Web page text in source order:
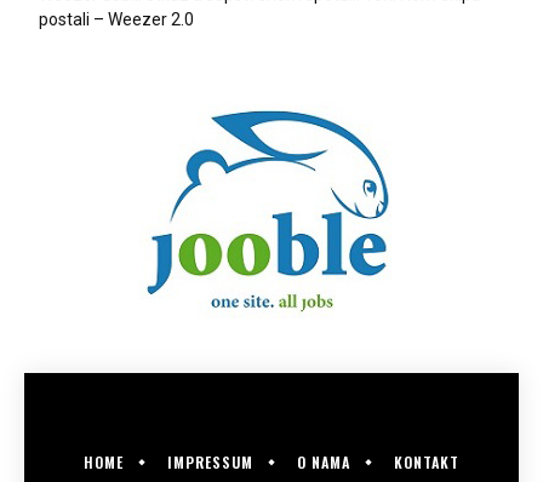
postali – Weezer 2.0
HOME IMPRESSUM O NAMA KONTAKT